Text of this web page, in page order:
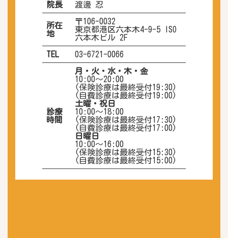
院長 渡邊 忍
所在
地
〒106-0032
東京都港区六本木4-9-5 ISO
六本木ビル 2F
TEL 03-6721-0066
診療
時間
月・火・水・木・金
10:00〜20:00
(保険診療は最終受付19:30)
(自費診療は最終受付19:00)
土曜・祝日
10:00〜18:00
(保険診療は最終受付17:30)
(自費診療は最終受付17:00)
日曜日
10:00～16:00
(保険診療は最終受付15:30)
(自費診療は最終受付15:00)